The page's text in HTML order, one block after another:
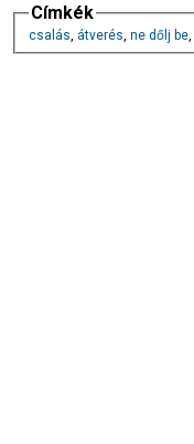
Címkék
csalás, átverés, ne dőlj be,